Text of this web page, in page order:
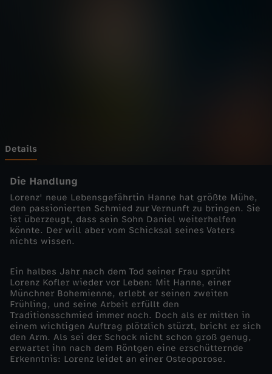
r
-
N
e
u
l
a
n
Details
Die Handlung
Lorenz' neue Lebensgefährtin Hanne hat größte Mühe,
den passionierten Schmied zur Vernunft zu bringen. Sie
ist überzeugt, dass sein Sohn Daniel weiterhelfen
könnte. Der will aber vom Schicksal seines Vaters
nichts wissen.
Ein halbes Jahr nach dem Tod seiner Frau sprüht
Lorenz Kofler wieder vor Leben: Mit Hanne, einer
Münchner Bohemienne, erlebt er seinen zweiten
Frühling, und seine Arbeit erfüllt den
Traditionsschmied immer noch. Doch als er mitten in
einem wichtigen Auftrag plötzlich stürzt, bricht er sich
den Arm. Als sei der Schock nicht schon groß genug,
erwartet ihn nach dem Röntgen eine erschütternde
Erkenntnis: Lorenz leidet an einer Osteoporose.